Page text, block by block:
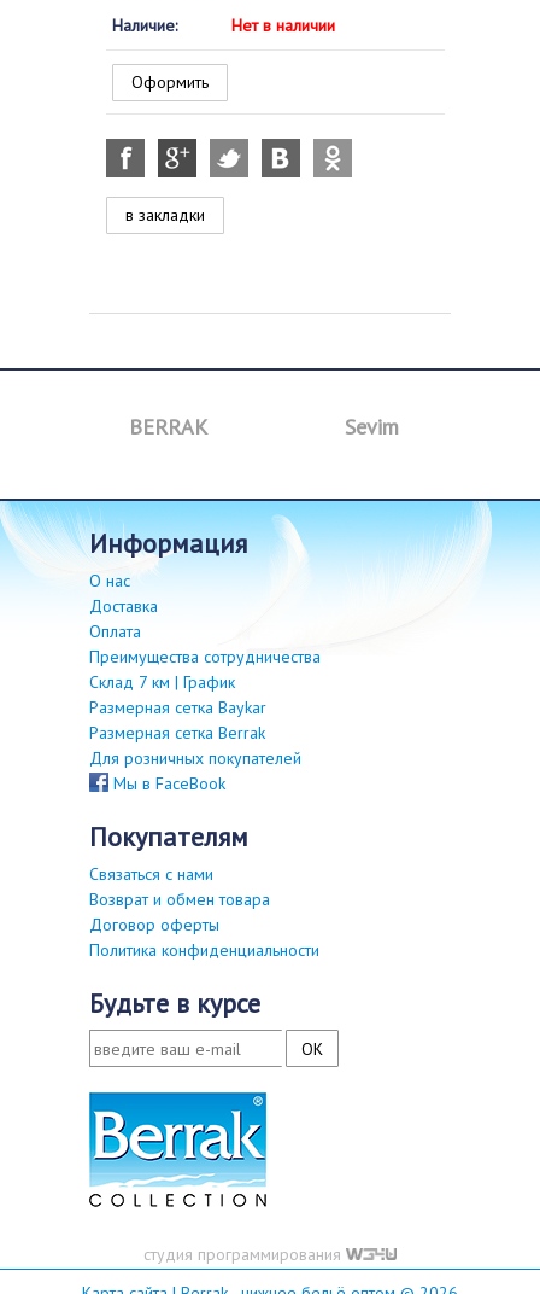
Наличие:
Нет в наличии
Оформить
в закладки
BERRAK Sevim
информация
О нас
Доставка
Оплата
Преимущества сотрудничества
Склад 7 км | График
Размерная сетка Baykar
Размерная сетка Berrak
Для розничных покупателей
Мы в FaceBook
покупателям
Связаться с нами
Возврат и обмен товара
Договор оферты
Политика конфиденциальности
будьте в курсе
студия программирования